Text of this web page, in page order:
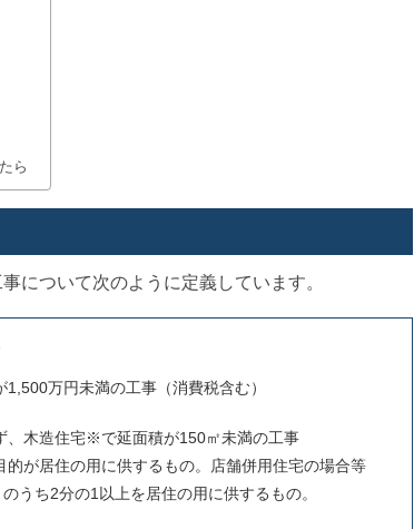
ら
について次のように定義しています。
万円未満の工事（消費税含む）
、木造住宅※で延面積が150㎡未満の工事
が居住の用に供するもの。店舗併用住宅の場合等
うち2分の1以上を居住の用に供するもの。